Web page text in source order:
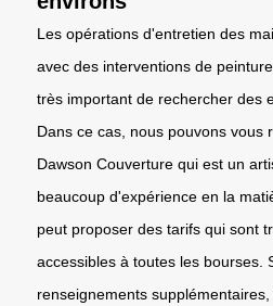
Les opérations d'entretien des
avec des interventions de
très important de rechercher des
Dans ce cas, nous pouvons vous
Dawson Couverture qui est un
beaucoup d'expérience en la
peut proposer des tarifs qui sont
accessibles à toutes les bourses.
renseignements